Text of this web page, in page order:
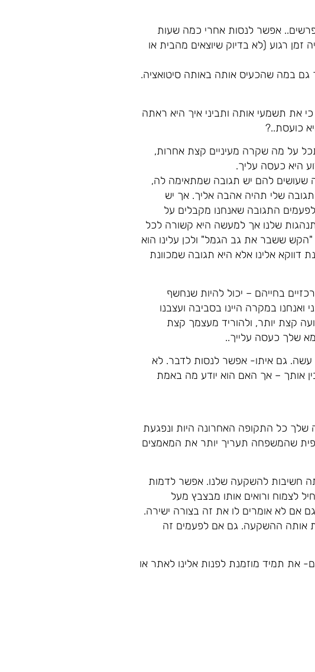
אפשר לנסות אחרי כמה שעות
רגוע (לא בדיוק שיוצאים מהבית או
במה שהכעיס אותה באותה סיטואציה.
את תשמעי אותה ותביני איך היא ראתה
כועסת..?
על מה שקרה מעיניים קצת אחרות,
היא כעסה עליך.
שעושים להם יש תגובה שמתאימה לה,
שלי תהיה אהבה אליך. אך יש
התגובה שאנחנו מקבלים על
שלנו אך למעשה היא קשורה לכל
"הקש ששבר את גב הגמל" ולכן עלינו הוא
אלינו אלא היא תגובה שמכוונת
בחייהם – יכול להיות שנחשף
במקרה היינו בסביבה ועצבנו
קצת יותר, ולהוריד מעצמך קצת
שלך כעסה עלייך..
גם איתו- אפשר לנסות לדבר. לא
אותך – אך האם הוא יודע מה באמת
כל התקופה האחרונה היות ונפגעת
שהמשפחה תעריך יותר את המאמצים
חשיבות להשקעה שלנו. אפשר לדמות
לצמוח ורואים אותו מבצבץ מעל
אם לא אומרים לו את זה בצורה ישירה.
אותה ההשקעה. גם אם לפעמים זה
את תמיד מוזמנת לפנות אלינו לאתר או